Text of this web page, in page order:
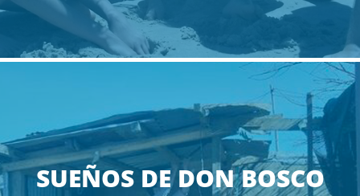
SUEÑOS DE DON BOSCO